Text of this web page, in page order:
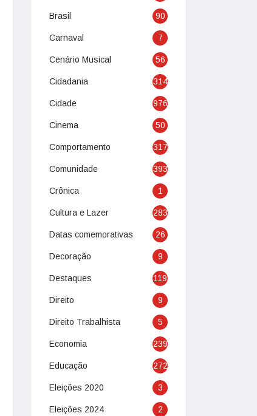
Brasil 90
Carnaval 7
Cenário Musical 56
Cidadania 314
Cidade 976
Cinema 50
Comportamento 317
Comunidade 393
Crônica 1
Cultura e Lazer 283
Datas comemorativas 26
Decoração 9
Destaques 119
Direito 9
Direito Trabalhista 5
Economia 239
Educação 272
Eleições 2020 3
Eleições 2024 2